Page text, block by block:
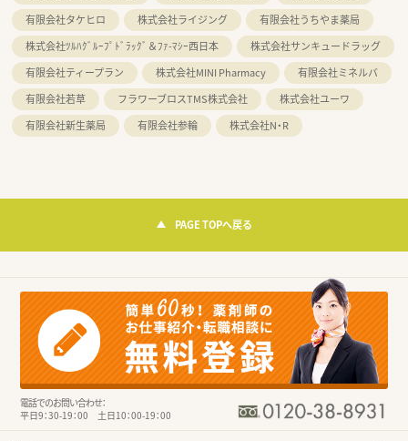
有限会社タケヒロ
株式会社ライジング
有限会社うちやま薬局
株式会社ﾂﾙﾊｸﾞﾙｰﾌﾟﾄﾞﾗｯｸﾞ＆ﾌｧ-ﾏｼｰ西日本
株式会社サンキュードラッグ
有限会社ティープラン
株式会社MINI Pharmacy
有限会社ミネルバ
有限会社若草
フラワーブロスTMS株式会社
株式会社ユーワ
有限会社新生薬局
有限会社参輪 株式会社N・R
PAGE TOPへ戻る
電話でのお問い合わせ：
平日9：30-19：00 土日10：00-19：00